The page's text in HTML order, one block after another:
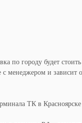
по городу будет
менеджером и зависит
ТК в